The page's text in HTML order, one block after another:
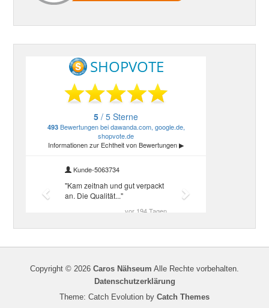
Copyright © 2026 Caros Nähseum Alle Rechte vorbehalten.
Datenschutzerklärung
Theme: Catch Evolution by Catch Themes